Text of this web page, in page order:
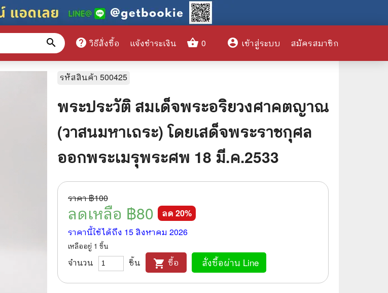
รหัสสินค้า 500425
พระประวัติ สมเด็จพระอริยวงศาคตญาณ
(วาสนมหาเถระ) โดยเสด็จพระราชกุศล
ออกพระเมรุพระศพ 18 มี.ค.2533
ราคา ฿100
ลดเหลือ ฿80 ลด 20%
ราคานี้ใช้ได้ถึง 15 สิงหาคม 2026
เหลืออยู่ 1 ชิ้น
จำนวน ชิ้น shopping_cart ซื้อ สั่งซื้อผ่าน Line
search help วิธีสั่งซื้อ แจ้งชำระเงิน shopping_basket 0 account_circle เข้าสู่ระบบ สมัครสมาชิก
หมวดหมู่สินค้า
📺 เรื่องย่อละครโทรทัศน์
นิตยสารดารารุ่นเก่า
เรื่องย่อซีรี่ย์ต่างประเทศ
🌍 ทั่วไปและวาไรตี้
🤡 เรื่องสั้น ขำขัน
🎨 ศิลปะและการออกแบบ
🎸 ดนตรี
🎨 Art and Design
🤹‍♀️ Humor & Entertainment
⛪ Religion